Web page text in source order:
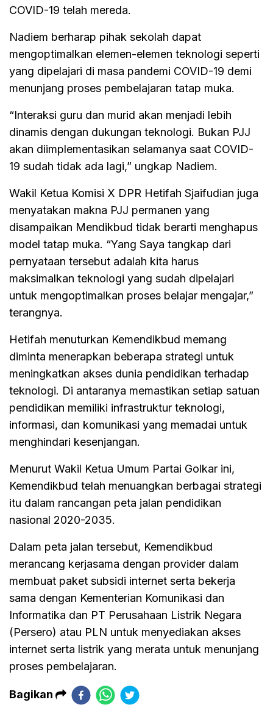
COVID-19 telah mereda.
Nadiem berharap pihak sekolah dapat
mengoptimalkan elemen-elemen teknologi seperti
yang dipelajari di masa pandemi COVID-19 demi
menunjang proses pembelajaran tatap muka.
“Interaksi guru dan murid akan menjadi lebih
dinamis dengan dukungan teknologi. Bukan PJJ
akan diimplementasikan selamanya saat COVID-
19 sudah tidak ada lagi,” ungkap Nadiem.
Wakil Ketua Komisi X DPR Hetifah Sjaifudian juga
menyatakan makna PJJ permanen yang
disampaikan Mendikbud tidak berarti menghapus
model tatap muka. “Yang Saya tangkap dari
pernyataan tersebut adalah kita harus
maksimalkan teknologi yang sudah dipelajari
untuk mengoptimalkan proses belajar mengajar,”
terangnya.
Hetifah menuturkan Kemendikbud memang
diminta menerapkan beberapa strategi untuk
meningkatkan akses dunia pendidikan terhadap
teknologi. Di antaranya memastikan setiap satuan
pendidikan memiliki infrastruktur teknologi,
informasi, dan komunikasi yang memadai untuk
menghindari kesenjangan.
Menurut Wakil Ketua Umum Partai Golkar ini,
Kemendikbud telah menuangkan berbagai strategi
itu dalam rancangan peta jalan pendidikan
nasional 2020-2035.
Dalam peta jalan tersebut, Kemendikbud
merancang kerjasama dengan provider dalam
membuat paket subsidi internet serta bekerja
sama dengan Kementerian Komunikasi dan
Informatika dan PT Perusahaan Listrik Negara
(Persero) atau PLN untuk menyediakan akses
internet serta listrik yang merata untuk menunjang
proses pembelajaran.
Bagikan